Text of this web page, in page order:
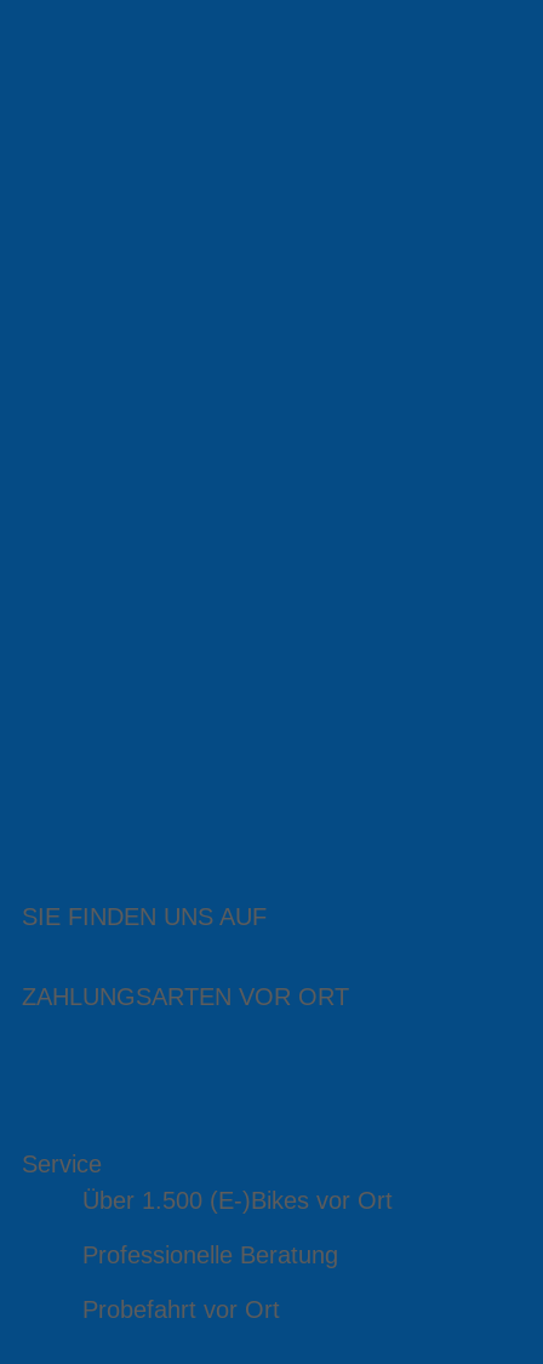
SIE FINDEN UNS AUF
ZAHLUNGSARTEN VOR ORT
Service
Über 1.500 (E-)Bikes vor Ort
Professionelle Beratung
Probefahrt vor Ort